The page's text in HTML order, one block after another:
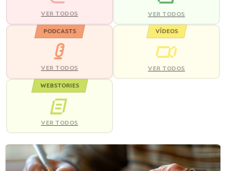
VER TODOS VER TODOS
PODCASTS
VER TODOS
VÍDEOS
VER TODOS
WEBSTORIES
VER TODOS